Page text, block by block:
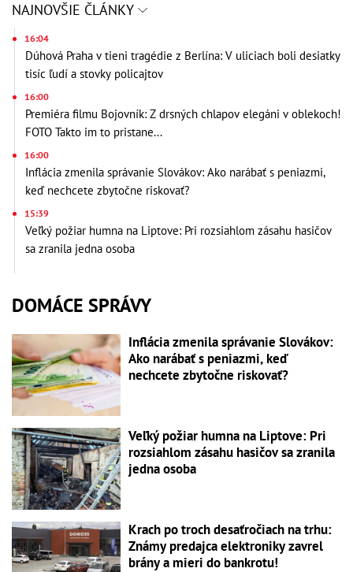
NAJNOVŠIE ČLÁNKY
16:04
Dúhová Praha v tieni tragédie z Berlína: V uliciach boli desiatky
tisíc ľudí a stovky policajtov
16:00
Premiéra filmu Bojovník: Z drsných chlapov elegáni v oblekoch!
FOTO Takto im to pristane...
16:00
Inflácia zmenila správanie Slovákov: Ako narábať s peniazmi,
keď nechcete zbytočne riskovať?
15:39
Veľký požiar humna na Liptove: Pri rozsiahlom zásahu hasičov
sa zranila jedna osoba
DOMÁCE SPRÁVY
Inflácia zmenila správanie Slovákov:
Ako narábať s peniazmi, keď
nechcete zbytočne riskovať?
Veľký požiar humna na Liptove: Pri
rozsiahlom zásahu hasičov sa zranila
jedna osoba
Krach po troch desaťročiach na trhu:
Známy predajca elektroniky zavrel
brány a mieri do bankrotu!